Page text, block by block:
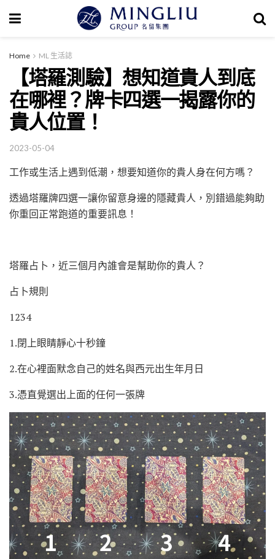
Home ML 生活誌
【塔羅測驗】想知道貴人到底
在哪裡？牌卡四選一揭露你的
貴人位置！
2023-05-04
工作或生活上遇到低潮，想要知道你的貴人身在何方嗎？
透過塔羅牌四選一讓你留意身邊的隱藏貴人，別錯過能夠助
你重回正常跑道的重要訊息！
塔羅占卜，近三個月內誰會是幫助你的貴人？
占卜規則
1234
1.閉上眼睛靜心十秒鐘
2.在心裡面默念自己的姓名與西元出生年月日
3.憑直覺選出上面的任何一張牌